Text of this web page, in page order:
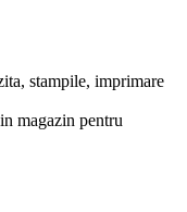
stampile, imprimare
magazin pentru